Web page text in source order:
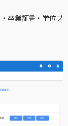
卒業証書・学位プ